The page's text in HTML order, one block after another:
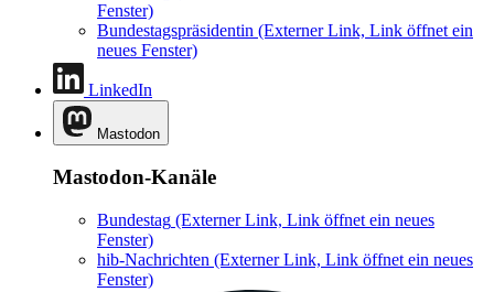
Fenster)
Bundestagspräsidentin (Externer Link, Link öffnet ein
neues Fenster)
LinkedIn
Mastodon
Mastodon-Kanäle
Bundestag (Externer Link, Link öffnet ein neues
Fenster)
hib-Nachrichten (Externer Link, Link öffnet ein neues
Fenster)